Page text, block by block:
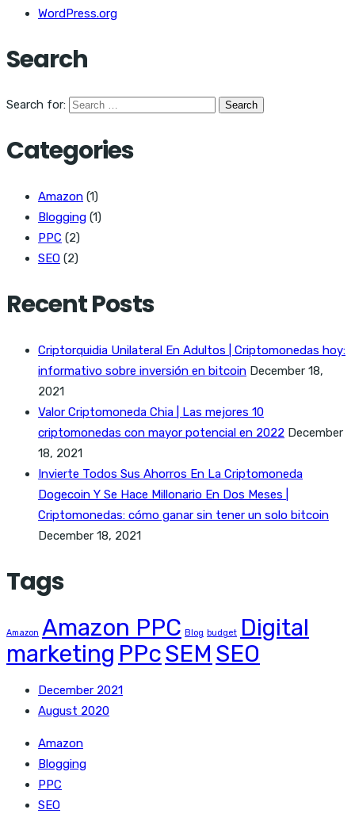
WordPress.org
Search
Search for:
Categories
Amazon (1)
Blogging (1)
PPC (2)
SEO (2)
Recent Posts
Criptorquidia Unilateral En Adultos | Criptomonedas hoy:
informativo sobre inversión en bitcoin December 18,
2021
Valor Criptomoneda Chia | Las mejores 10
criptomonedas con mayor potencial en 2022 December
18, 2021
Invierte Todos Sus Ahorros En La Criptomoneda
Dogecoin Y Se Hace Millonario En Dos Meses |
Criptomonedas: cómo ganar sin tener un solo bitcoin
December 18, 2021
Tags
Amazon Amazon PPC Blog budget Digital
marketing PPcSEM SEO
December 2021
August 2020
Amazon
Blogging
PPC
SEO